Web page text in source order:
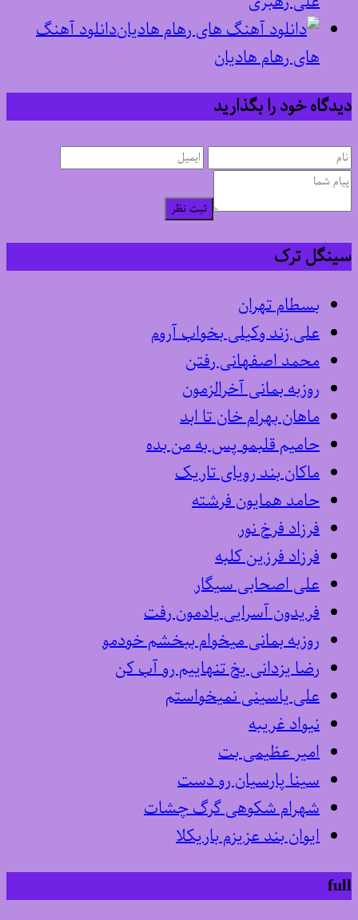
دانلود آهنگ
های رهام هادیان
دیدگاه خود را بگذارید
ثبت نظر
سینگل ترک
بسطام تهران
علی زند وکیلی بخواب آروم
محمد اصفهانی رفتن
روزبه بمانی آخرالزمون
ماهان بهرام خان تا ابد
حامیم قلبمو پس به من بده
ماکان بند رویای تاریک
حامد همایون فرشته
فرزاد فرخ نور
فرزاد فرزین کلبه
علی اصحابی سیگار
فریدون آسرایی یادمون رفت
روزبه بمانی میخوام ببخشم خودمو
رضا یزدانی یخ تنهاییم رو آب کن
علی یاسینی نمیخواستم
نیواد غریبه
امیر عظیمی بت
سینا پارسیان رو دست
شهرام شکوهی گرگ چشات
ایوان بند عزیزم باریکلا
full